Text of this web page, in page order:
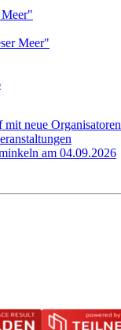
Meer"
neue Organisatoren
am 04.09.2026